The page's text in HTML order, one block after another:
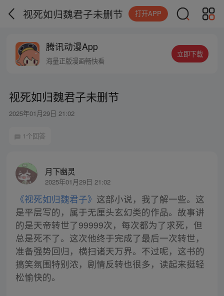
视死如归魏君子未删节 打开APP
腾讯动漫App
海量正版漫画畅快看
立即下载
视死如归魏君子未删节
2025年01月29日 21:02
1个回答
月下幽灵
2025年01月29日 21:02
《视死如归魏君子》 这部小说，我了解一些。这
是平层写的，属于无厘头玄幻类的作品。故事讲
的是天帝转世了99999次，每次都为了求死，但
总是死不了。这次他终于完成了最后一次转世，
准备强势回归，横扫诸天万界。不过呢，这书的
搞笑氛围特别浓，剧情反转也很多，读起来挺轻
松愉快的。